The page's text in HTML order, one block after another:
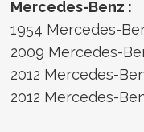
Mercedes-Benz :
1954 Mercedes-
2009 Mercedes-
2012 Mercedes-
2012 Mercedes-